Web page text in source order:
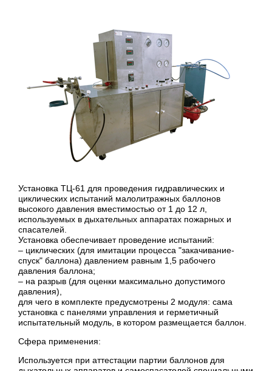
Установка ТЦ-61 для проведения гидравлических и
циклических испытаний малолитражных баллонов
высокого давления вместимостью от 1 до 12 л,
используемых в дыхательных аппаратах пожарных и
спасателей.
Установка обеспечивает проведение испытаний:
– циклических (для имитации процесса "закачивание-
спуск" баллона) давлением равным 1,5 рабочего
давления баллона;
– на разрыв (для оценки максимально допустимого
давления),
для чего в комплекте предусмотрены 2 модуля: сама
установка с панелями управления и герметичный
испытательный модуль, в котором размещается баллон.
Сфера применения:
Используется при аттестации партии баллонов для